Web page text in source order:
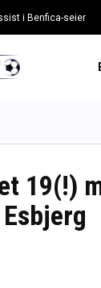
i Benfica-seier
19(!)